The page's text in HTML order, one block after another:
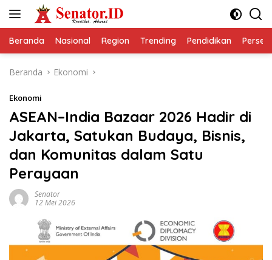
Beranda Nasional Region Trending Pendidikan
Beranda Ekonomi
Ekonomi
ASEAN–India Bazaar 2026 Hadir di
Jakarta, Satukan Budaya, Bisnis,
dan Komunitas dalam Satu
Perayaan
Senator
12 Mei 2026